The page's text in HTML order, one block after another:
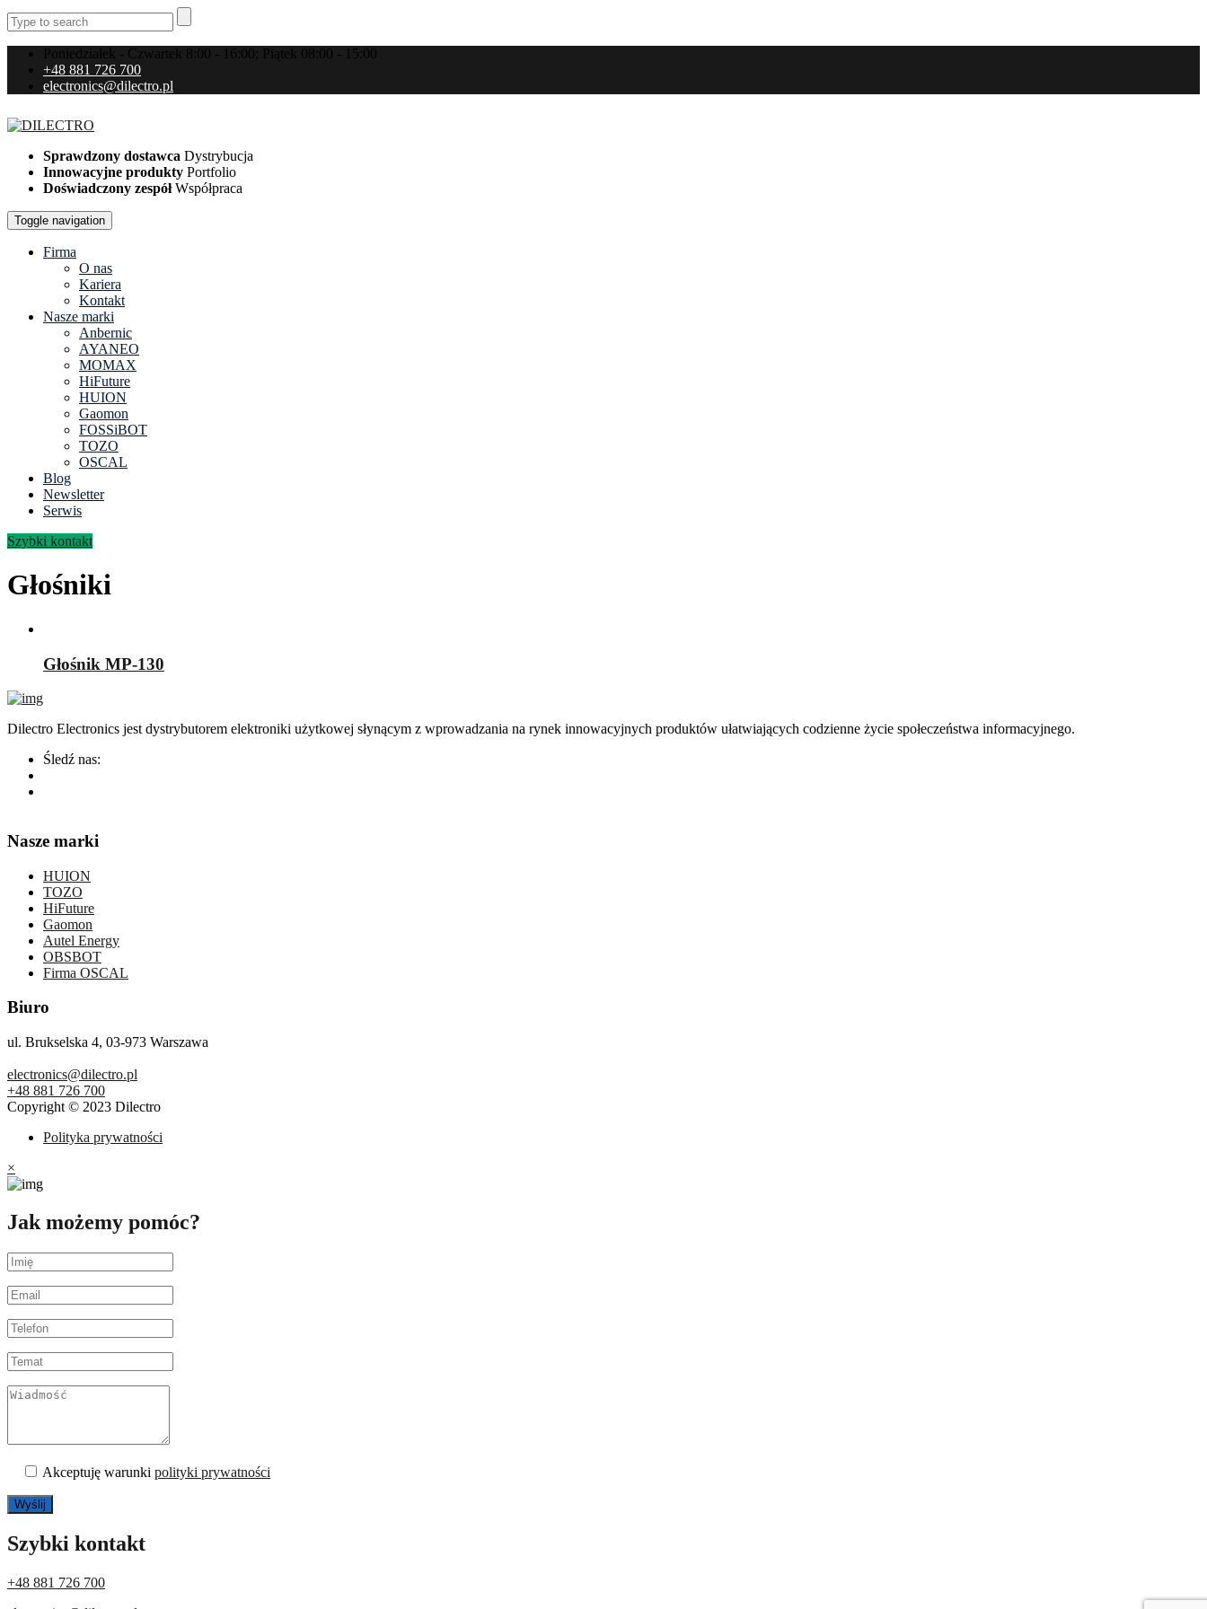
Poniedziałek - Czwartek 8:00 - 16:00; Piątek 08:00 - 15:00
+48 881 726 700
electronics@dilectro.pl
Sprawdzony dostawca Dystrybucja
Innowacyjne produkty Portfolio
Doświadczony zespół Współpraca
Toggle navigation
Firma
O nas
Kariera
Kontakt
Nasze marki
Anbernic
AYANEO
MOMAX
HiFuture
HUION
Gaomon
FOSSiBOT
TOZO
OSCAL
Blog
Newsletter
Serwis
Szybki kontakt
Głośniki
Głośnik MP-130
Dilectro Electronics jest dystrybutorem elektroniki użytkowej słynącym z wprowadzania na rynek innowacyjnych produktów ułatwiających codzienne życie społeczeństwa informacyjnego.
Śledź nas:
Nasze marki
HUION
TOZO
HiFuture
Gaomon
Autel Energy
OBSBOT
Firma OSCAL
Biuro
ul. Brukselska 4, 03-973 Warszawa
electronics@dilectro.pl
+48 881 726 700
Copyright © 2023 Dilectro
Polityka prywatności
×
Jak możemy pomóc?
Akceptuję warunki polityki prywatności
Szybki kontakt
+48 881 726 700